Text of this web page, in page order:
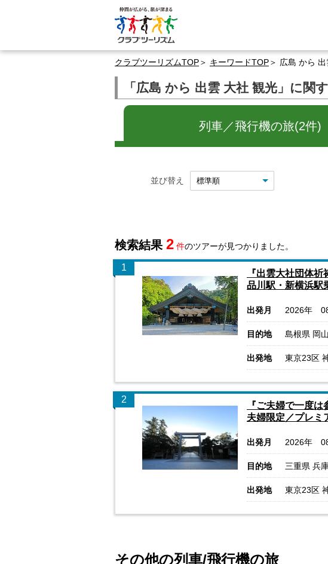
クラブツーリズムTOP キーワードTOP 広島 から
「広島 から 出雲 大社 観光」に関
列車／飛行機の旅(2件)
並び替え
検索結果 2 件のツアーが見つかりました。
1
『出雲大社団体
品川駅・新横浜駅
出発月 2026年
目的地 島根県 岡
出発地 東京23区
2
『ご夫婦で一度
夫婦限定／プレミ
出発月 2026年
目的地 三重県 兵
出発地 東京23区
その他の列車/飛行機の旅